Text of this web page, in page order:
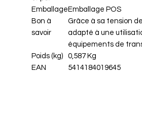
EmballageEmballage POS
Bon à
savoir
Grâce à sa tension
adapté à une
équipements de
Poids (kg)
0,587 Kg
EAN
5414184019645